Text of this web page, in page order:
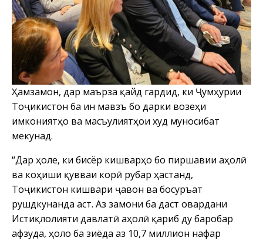
Ҳамзамон, дар маърӯза қайд гардид, ки Ҷумҳурии
Тоҷикистон ба ин мавзӯъ бо дарки возеҳи
имкониятҳо ва масъулиятҳои худ муносибат
мекунад.
“Дар ҳоле, ки бисёр кишварҳо бо пиршавии аҳолӣ
ва коҳиши қувваи корӣ рубарӯ ҳастанд,
Тоҷикистон кишвари ҷавон ва босуръат
рушдкунанда аст. Аз замони ба даст овардани
Истиқлолияти давлатӣ аҳолӣ қариб ду баробар
афзуда, ҳоло ба зиёда аз 10,7 миллион нафар